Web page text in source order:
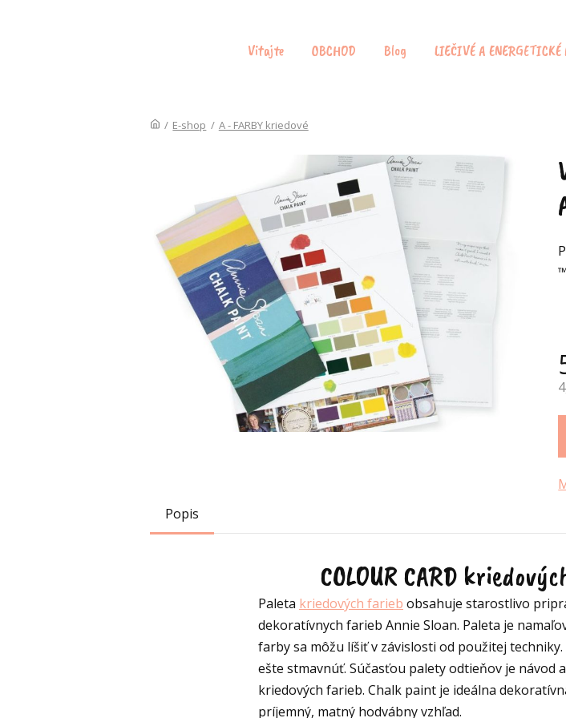
Vitajte OBCHOD Blog LIEČIVÉ A ENERGETICKÉ
/ E-shop / A - FARBY kriedové
Popis
COLOUR CARD
Paleta kriedových farieb obsahuje starostlivo
dekoratívnych farieb Annie Sloan. Paleta je
farby sa môžu líšiť v závislosti od použitej
ešte stmavnúť. Súčasťou palety odtieňov je návod
kriedových farieb. Chalk paint je ideálna
príjemný, matný hodvábny vzhľad.